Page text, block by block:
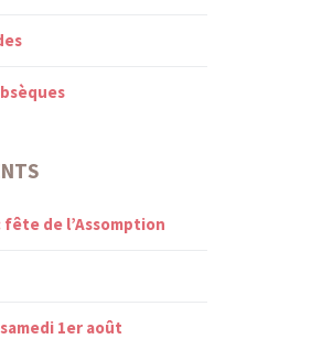
de l’Assomption
1er août